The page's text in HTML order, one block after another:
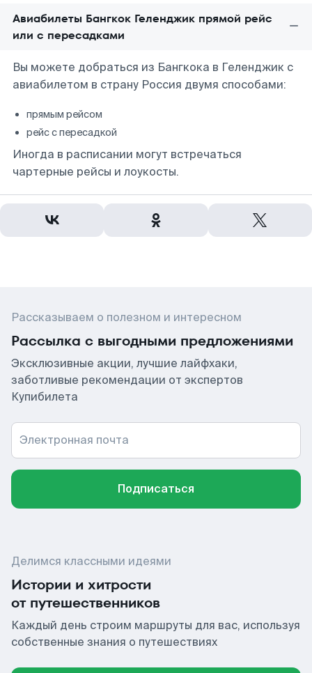
Авиабилеты Бангкок Геленджик прямой рейс
или с пересадками
Вы можете добраться из Бангкока в Геленджик с
авиабилетом в страну Россия двумя способами:
прямым рейсом
рейс с пересадкой
Иногда в расписании могут встречаться
чартерные рейсы и лоукосты.
Рассказываем о полезном и интересном
Рассылка с выгодными предложениями
Эксклюзивные акции, лучшие лайфхаки,
заботливые рекомендации от экспертов
Купибилета
Электронная почта
Подписаться
Делимся классными идеями
Истории и хитрости
от путешественников
Каждый день строим маршруты для вас, используя
собственные знания о путешествиях